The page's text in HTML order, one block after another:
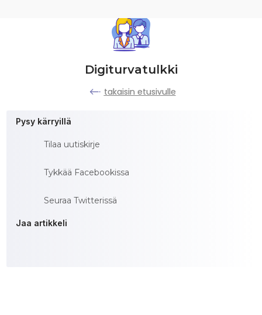
Digiturvatulkki
takaisin etusivulle
Pysy kärryillä
Tilaa uutiskirje
Tykkää Facebookissa
Seuraa Twitterissä
Jaa artikkeli